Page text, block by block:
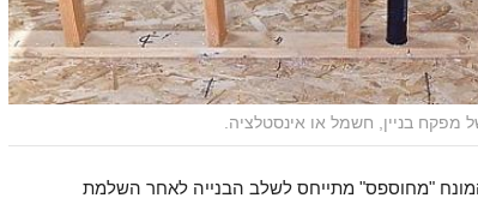
מפקח בניין, חשמל או אינסטלציה.
המונח "מחוספס" מתייחס לשלב הבנייה לאחר השלמת